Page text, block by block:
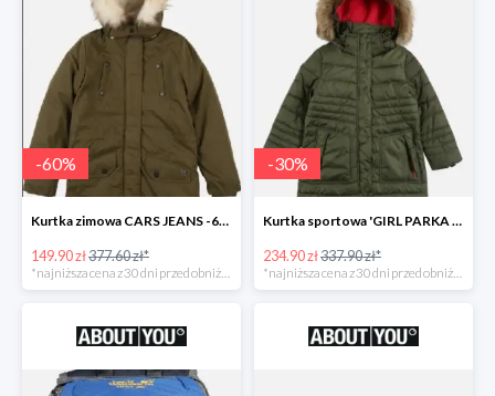
-60%
Kurtka zimowa CARS JEANS -60%
149.90 zł377.60 zł*
*najniższa cena z 30 dni przed obniżką
-30%
Kurtka sportowa 'GIRL PARKA SNAPS HOOD' CMP -30%
234.90 zł337.90 zł*
*najniższa cena z 30 dni przed obniżką